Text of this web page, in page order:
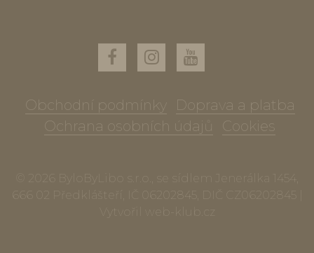
Obchodní podmínky
Doprava a platba
Ochrana osobních údajů
Cookies
© 2026 ByloByLibo s.r.o., se sídlem Jenerálka 1454,
666 02 Předklášteří, IČ 06202845, DIČ CZ06202845 |
Vytvořil